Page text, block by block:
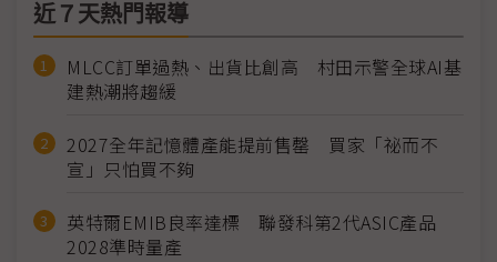
近７天熱門報導
MLCC訂單過熱、出貨比創高 村田示警全球AI基
建熱潮將趨緩
2027全年記憶體產能提前售罄 買家「祕而不
宣」只怕買不夠
英特爾EMIB良率達標 聯發科第2代ASIC產品
2028準時量產